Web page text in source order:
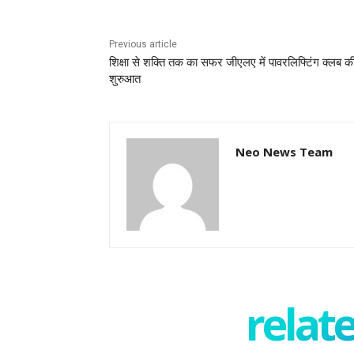
Previous article
शिक्षा से शक्ति तक का सफर जीएलए में पावरलिफ्टिंग क्लब
शुरुआत
Neo News Team